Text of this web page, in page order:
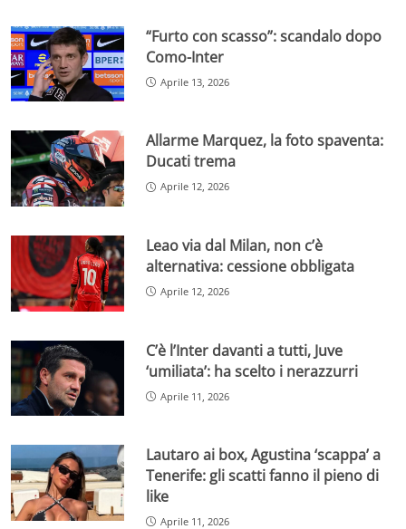
“Furto con scasso”: scandalo dopo
Como-Inter
Aprile 13, 2026
Allarme Marquez, la foto spaventa:
Ducati trema
Aprile 12, 2026
Leao via dal Milan, non c’è
alternativa: cessione obbligata
Aprile 12, 2026
C’è l’Inter davanti a tutti, Juve
‘umiliata’: ha scelto i nerazzurri
Aprile 11, 2026
Lautaro ai box, Agustina ‘scappa’ a
Tenerife: gli scatti fanno il pieno di
like
Aprile 11, 2026